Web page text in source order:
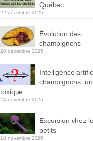
Québec
22 décembre 2025
Évolution des
champignons
20 décembre 2025
Intelligence
champignons,
toxique
24 novembre 2025
Excursion chez
petits
18 novembre 2025